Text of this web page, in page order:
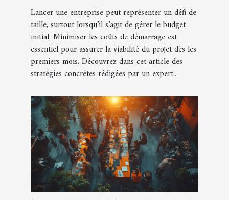
Lancer une entreprise peut représenter un défi de
taille, surtout lorsqu’il s’agit de gérer le budget
initial. Minimiser les coûts de démarrage est
essentiel pour assurer la viabilité du projet dès les
premiers mois. Découvrez dans cet article des
stratégies concrètes rédigées par un expert...